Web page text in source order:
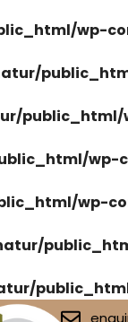
wp-
public_html/
wp-
wp-